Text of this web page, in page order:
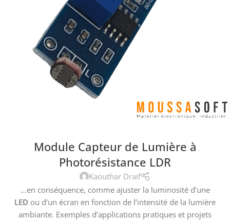
Module Capteur de Lumière à
Photorésistance LDR
Kaouthar Draif
...en conséquence, comme ajuster la luminosité d’une
LED ou d’un écran en fonction de l’intensité de la lumière
ambiante. Exemples d’applications pratiques et projets